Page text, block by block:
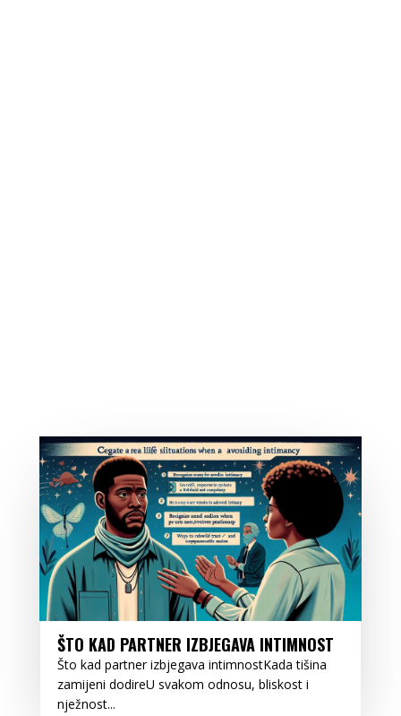
ŠTO KAD PARTNER IZBJEGAVA INTIMNOST
Što kad partner izbjegava intimnostKada tišina
zamijeni dodireU svakom odnosu, bliskost i
nježnost...